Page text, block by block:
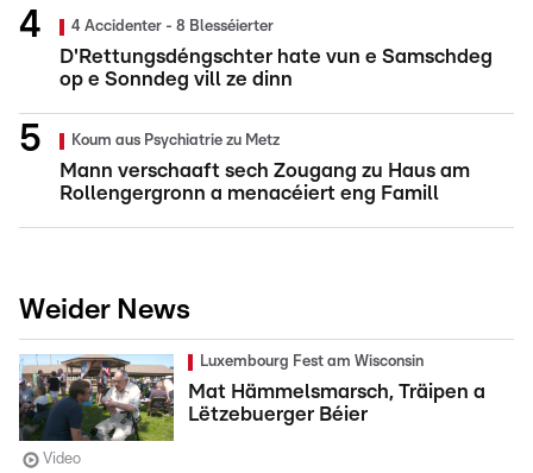
4 Accidenter - 8 Blesséierter
D'Rettungsdéngschter hate vun e Samschdeg
op e Sonndeg vill ze dinn
Koum aus Psychiatrie zu Metz
Mann verschaaft sech Zougang zu Haus am
Rollengergronn a menacéiert eng Famill
Weider News
Luxembourg Fest am Wisconsin
Mat Hämmelsmarsch, Träipen a
Lëtzebuerger Béier
Video